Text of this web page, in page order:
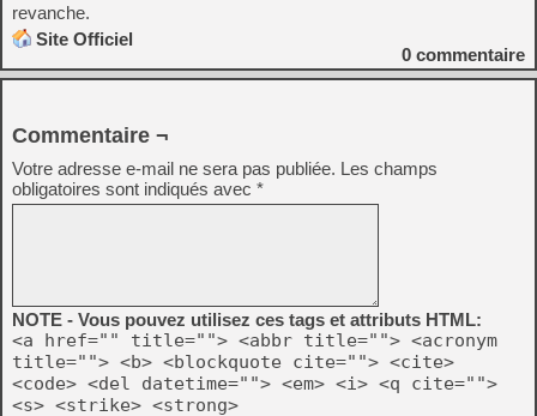
revanche.
Site Officiel
0 commentaire
Commentaire ¬
Votre adresse e-mail ne sera pas publiée. Les champs
obligatoires sont indiqués avec *
NOTE - Vous pouvez utilisez ces tags et attributs HTML:
<a href="" title=""> <abbr title=""> <acronym
title=""> <b> <blockquote cite=""> <cite>
<code> <del datetime=""> <em> <i> <q cite="">
<s> <strike> <strong>